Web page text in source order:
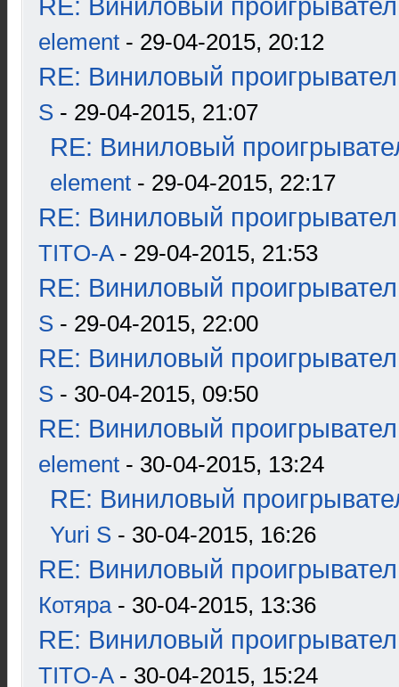
RE: Виниловый
element - 29-04-2015, 20:12
RE: Виниловый
S - 29-04-2015, 21:07
RE: Виниловый
element - 29-04-2015, 22:17
RE: Виниловый
TITO-A- 29-04-2015, 21:53
RE: Виниловый
S - 29-04-2015, 22:00
RE: Виниловый
S - 30-04-2015, 09:50
RE: Виниловый
element - 30-04-2015, 13:24
RE: Виниловый
Yuri S - 30-04-2015, 16:26
RE: Виниловый
Котяра- 30-04-2015, 13:36
RE: Виниловый
TITO-A- 30-04-2015, 15:24